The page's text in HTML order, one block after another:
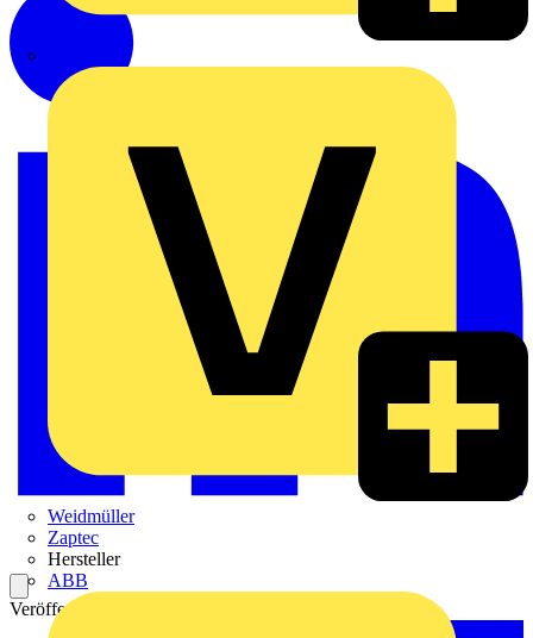
Weidmüller
Zaptec
Hersteller
ABB
Veröffentlicht: 1. März 2018